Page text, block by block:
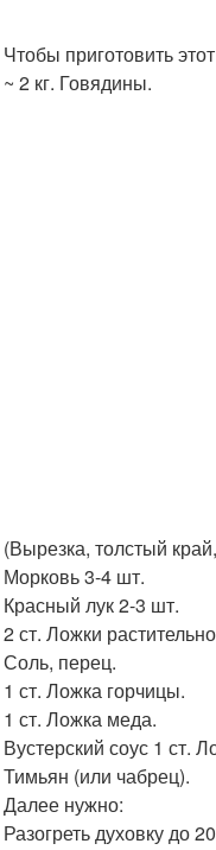
Чтобы приготовить
~ 2 кг. Говядины.
(Вырезка, толстый
Морковь 3-4 шт.
Красный лук 2-3 шт.
2 ст. Ложки
Соль, перец.
1 ст. Ложка горчицы.
1 ст. Ложка меда.
Вустерский соус 1 ст.
Тимьян (или чабрец).
Далее нужно:
Разогреть духовку до